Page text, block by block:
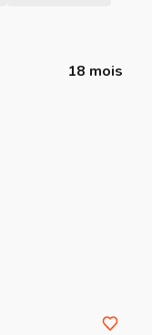
18 mois